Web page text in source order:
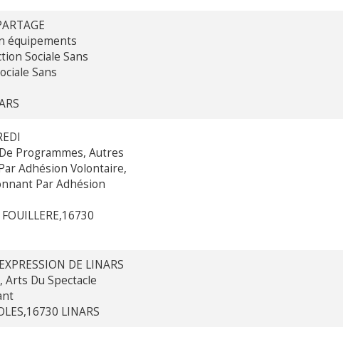
équipements
Sociale Sans
Sans
Programmes, Autres
Adhésion Volontaire,
Par Adhésion
DE LINARS
Arts Du Spectacle
LINARS